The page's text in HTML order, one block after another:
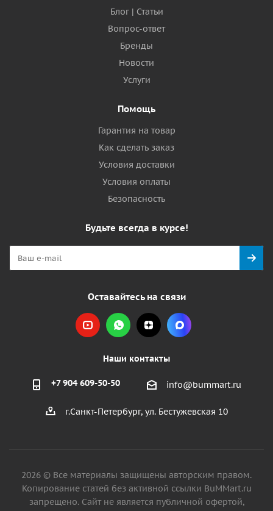
Блог | Статьи
Вопрос-ответ
Бренды
Новости
Услуги
Помощь
Гарантия на товар
Как сделать заказ
Условия доставки
Условия оплаты
Безопасность
Будьте всегда в курсе!
Оставайтесь на связи
Наши контакты
+7 904 609-50-50 info@bummart.ru
г.Санкт-Петербург, ул. Бестужевская 10
2026 © Все материалы защищены авторским правом.
Копирование статей без активной ссылки BuMMart.ru
запрещено. Сайт не является публичной офертой,